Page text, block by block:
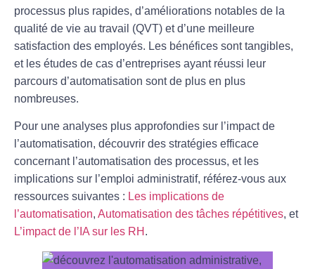
processus plus rapides, d’améliorations notables de la
qualité de vie au travail (QVT) et d’une meilleure
satisfaction des employés. Les bénéfices sont tangibles,
et les études de cas d’entreprises ayant réussi leur
parcours d’automatisation sont de plus en plus
nombreuses.
Pour une analyses plus approfondies sur l’impact de
l’automatisation, découvrir des stratégies efficace
concernant l’automatisation des processus, et les
implications sur l’emploi administratif, référez-vous aux
ressources suivantes : Les implications de
l’automatisation, Automatisation des tâches répétitives, et
L’impact de l’IA sur les RH .